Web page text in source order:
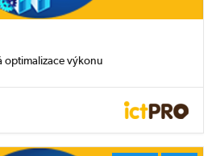
optimalizace výkonu